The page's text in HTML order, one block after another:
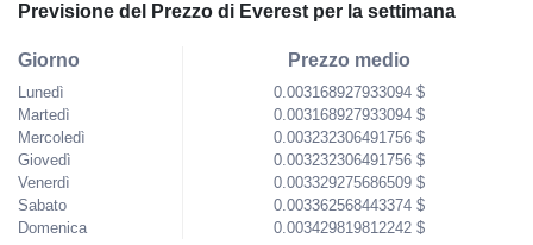
Previsione del Prezzo di Everest per la settimana
Giorno
Lunedì
Martedì
Mercoledì
Giovedì
Venerdì
Sabato
Domenica
Prezzo medio
0.003168927933094 $
0.003168927933094 $
0.003232306491756 $
0.003232306491756 $
0.003329275686509 $
0.003362568443374 $
0.003429819812242 $